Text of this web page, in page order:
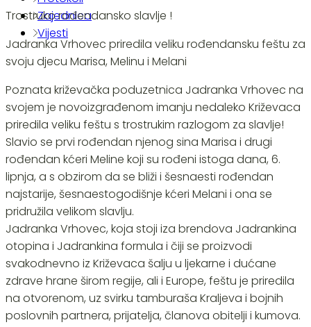
Zajednica
Vijesti
Trostruko rođendansko slavlje !
Jadranka Vrhovec priredila veliku rođendansku feštu za
svoju djecu Marisa, Melinu i Melani
Poznata križevačka poduzetnica Jadranka Vrhovec na
svojem je novoizgrađenom imanju nedaleko Križevaca
priredila veliku feštu s trostrukim razlogom za slavlje!
Slavio se prvi rođendan njenog sina Marisa i drugi
rođendan kćeri Meline koji su rođeni istoga dana, 6.
lipnja, a s obzirom da se bliži i šesnaesti rođendan
najstarije, šesnaestogodišnje kćeri Melani i ona se
pridružila velikom slavlju.
Jadranka Vrhovec, koja stoji iza brendova Jadrankina
otopina i Jadrankina formula i čiji se proizvodi
svakodnevno iz Križevaca šalju u ljekarne i dućane
zdrave hrane širom regije, ali i Europe, feštu je priredila
na otvorenom, uz svirku tamburaša Kraljeva i bojnih
poslovnih partnera, prijatelja, članova obitelji i kumova.